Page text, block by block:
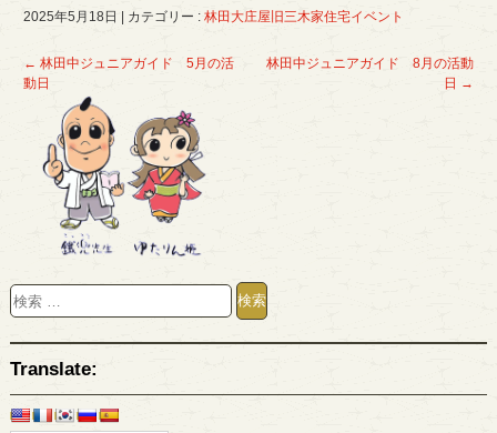
2025年5月18日 カテゴリー : 林田大庄屋旧三木家住宅イベント
← 林田中ジュニアガイド 5月の活
動日
林田中ジュニアガイド 8月の活動
日 →
Translate: